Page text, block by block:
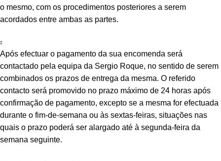
o mesmo, com os procedimentos posteriores a serem
acordados entre ambas as partes.
Após efectuar o pagamento da sua encomenda será
contactado pela equipa da Sergio Roque, no sentido de serem
combinados os prazos de entrega da mesma. O referido
contacto será promovido no prazo máximo de 24 horas após
confirmação de pagamento, excepto se a mesma for efectuada
durante o fim-de-semana ou às sextas-feiras, situações nas
quais o prazo poderá ser alargado até à segunda-feira da
semana seguinte.